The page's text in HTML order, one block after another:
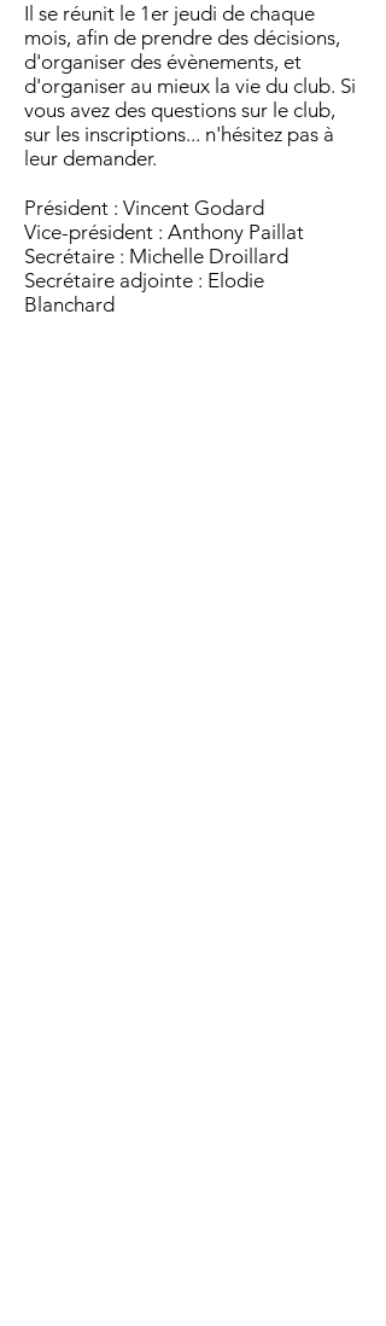
Il se réunit le 1er jeudi de chaque
mois, afin de prendre des décisions,
d'organiser des évènements, et
d'organiser au mieux la vie du club. Si
vous avez des questions sur le club,
sur les inscriptions... n'hésitez pas à
leur demander.
Président : Vincent Godard
Vice-président : Anthony Paillat
Secrétaire : Michelle Droillard
Secrétaire adjointe : Elodie
Blanchard